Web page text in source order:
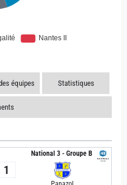
équipes Statistiques
National 3 - Groupe B
1